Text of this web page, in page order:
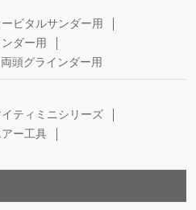
ビタルサンダー用
ダー用
両頭グラインダー用
ティミニシリーズ
ー工具